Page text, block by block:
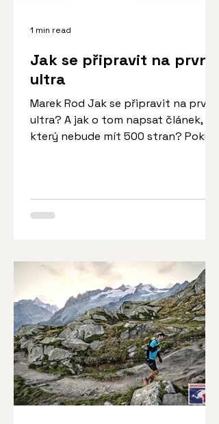
Jak se připravit na první
ultra
Marek Rod Jak se připravit na první
ultra? A jak o tom napsat článek,
který nebude mít 500 stran? Pokusil
1 min read